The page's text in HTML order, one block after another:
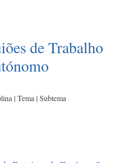
de Trabalho
| Tema | Subtema